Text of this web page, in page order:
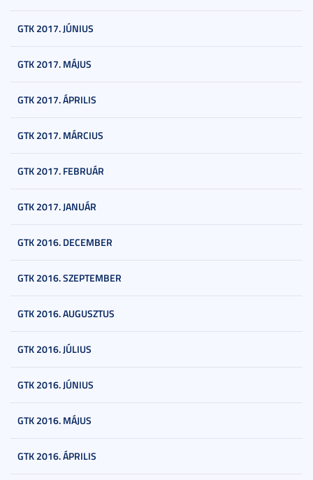
GTK 2017. JÚNIUS
GTK 2017. MÁJUS
GTK 2017. ÁPRILIS
GTK 2017. MÁRCIUS
GTK 2017. FEBRUÁR
GTK 2017. JANUÁR
GTK 2016. DECEMBER
GTK 2016. SZEPTEMBER
GTK 2016. AUGUSZTUS
GTK 2016. JÚLIUS
GTK 2016. JÚNIUS
GTK 2016. MÁJUS
GTK 2016. ÁPRILIS